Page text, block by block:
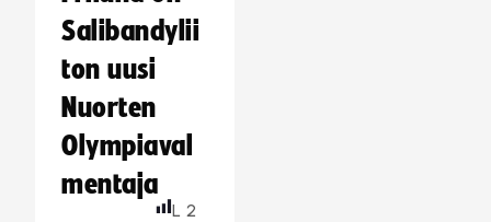
Salibandylii
ton uusi
Nuorten
Olympiaval
mentaja
L 2